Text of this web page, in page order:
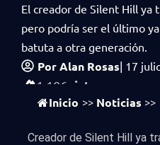
El creador de Silent Hill ya
pero podría ser el último
batuta a otra generación.
PorAlan Rosas| 17
1,106 vistas
Inicio >> Noticias >>
Creador de Silent Hill ya